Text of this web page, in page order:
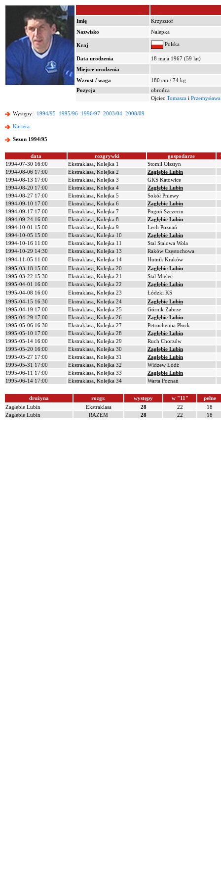
Imię
Krzysztof
Nazwisko
Nalepka
Kraj Polska
Data urodzenia
18 maja 1967 (59 lat)
Miejsce urodzenia
Wzrost / waga
180 cm / 74 kg
Pozycja
obrońca
Ojciec Tomasza i Przemysława
Występy: 1994/95 1995/96 1996/97 2003/04 2008/09
Kariera
Sezon 1994/95
data rozgrywki gospodarze
1994-07-30 16:00
Ekstraklasa, Kolejka 1
Stomil Olsztyn
1994-08-06 17:00
Ekstraklasa, Kolejka 2
Zagłębie Lubin
1994-08-13 17:00
Ekstraklasa, Kolejka 3
GKS Katowice
1994-08-20 17:00
Ekstraklasa, Kolejka 4
Zagłębie Lubin
1994-08-27 17:00
Ekstraklasa, Kolejka 5
Sokół Pniewy
1994-09-10 17:00
Ekstraklasa, Kolejka 6
Zagłębie Lubin
1994-09-17 17:00
Ekstraklasa, Kolejka 7
Pogoń Szczecin
1994-09-24 16:00
Ekstraklasa, Kolejka 8
Zagłębie Lubin
1994-10-01 15:00
Ekstraklasa, Kolejka 9
Lech Poznań
1994-10-05 15:00
Ekstraklasa, Kolejka 10
Zagłębie Lubin
1994-10-16 11:00
Ekstraklasa, Kolejka 11
Stal Stalowa Wola
1994-10-29 14:30
Ekstraklasa, Kolejka 13
Raków Częstochowa
1994-11-05 11:00
Ekstraklasa, Kolejka 14
Hutnik Kraków
1995-03-18 15:00
Ekstraklasa, Kolejka 20
Zagłębie Lubin
1995-03-22 15:30
Ekstraklasa, Kolejka 21
Stal Mielec
1995-04-01 16:00
Ekstraklasa, Kolejka 22
Zagłębie Lubin
1995-04-08 16:00
Ekstraklasa, Kolejka 23
Łódzki KS
1995-04-15 16:30
Ekstraklasa, Kolejka 24
Zagłębie Lubin
1995-04-19 17:00
Ekstraklasa, Kolejka 25
Górnik Zabrze
1995-04-29 17:00
Ekstraklasa, Kolejka 26
Zagłębie Lubin
1995-05-06 16:30
Ekstraklasa, Kolejka 27
Petrochemia Płock
1995-05-10 17:00
Ekstraklasa, Kolejka 28
Zagłębie Lubin
1995-05-14 16:00
Ekstraklasa, Kolejka 29
Ruch Chorzów
1995-05-20 16:00
Ekstraklasa, Kolejka 30
Zagłębie Lubin
1995-05-27 17:00
Ekstraklasa, Kolejka 31
Zagłębie Lubin
1995-05-31 17:00
Ekstraklasa, Kolejka 32
Widzew Łódź
1995-06-11 17:00
Ekstraklasa, Kolejka 33
Zagłębie Lubin
1995-06-14 17:00
Ekstraklasa, Kolejka 34 Warta Poznań
drużyna rozgr. występy w "11"
pełne
Zagłębie Lubin
Ekstraklasa 28 22
18
Zagłębie Lubin
RAZEM 28 22 18